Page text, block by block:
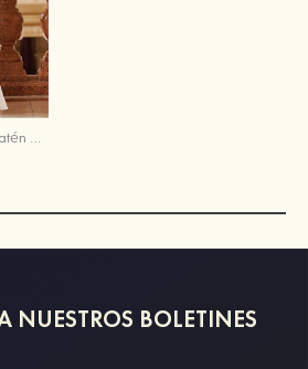
Tubo cuello de corazón satén desmontable vestido de novia
NUESTROS BOLETINES